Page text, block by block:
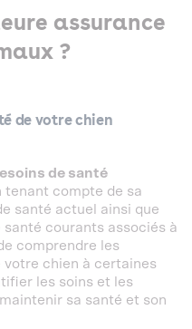
assurance
?
de votre chien
de santé
tenant compte de sa
santé actuel ainsi que
santé courants associés à
comprendre les
votre chien à certaines
les soins et les
sa santé et son